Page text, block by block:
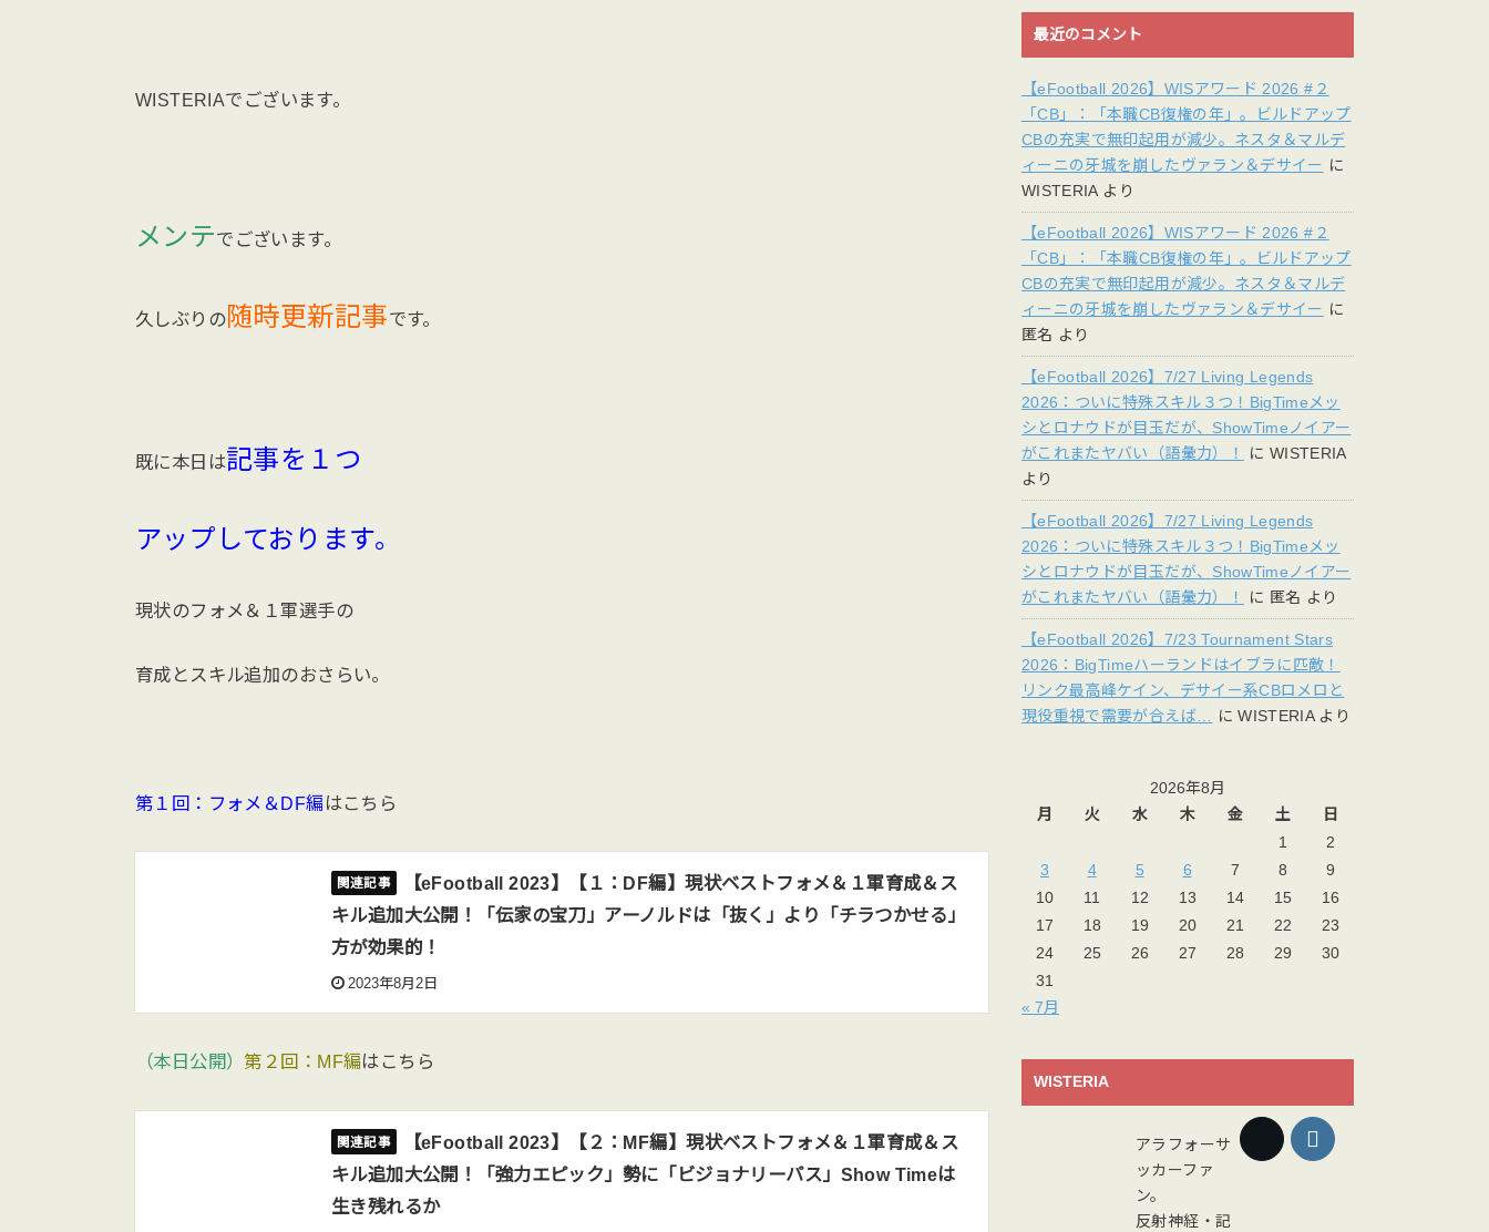
WISTERIAでございます。
メンテでございます。
久しぶりの随時更新記事です。
既に本日は記事を１つ
アップしております。
現状のフォメ＆１軍選手の
育成とスキル追加のおさらい。
第１回：フォメ＆DF編 はこちら
【eFootball 2023】【１：DF編】現状ベストフォメ＆１軍育成＆ス
キル追加大公開！「伝家の宝刀」アーノルドは「抜く」より「チラつかせる」
方が効果的！
2023年8月2日
（本日公開）第２回：MF編はこちら
【eFootball 2023】【２：MF編】現状ベストフォメ＆１軍育成＆ス
キル追加大公開！「強力エピック」勢に「ビジョナリーパス」Show Timeは
生き残れるか
最近のコメント
【eFootball 2026】WISアワード 2026 #２
「CB」：「本職CB復権の年」。ビルドアップ
CBの充実で無印起用が減少。ネスタ＆マルデ
ィーニの牙城を崩したヴァラン＆デサイー に
WISTERIAより
【eFootball 2026】WISアワード 2026 #２
「CB」：「本職CB復権の年」。ビルドアップ
CBの充実で無印起用が減少。ネスタ＆マルデ
ィーニの牙城を崩したヴァラン＆デサイー に
匿名 より
【eFootball 2026】7/27 Living Legends
2026：ついに特殊スキル３つ！BigTimeメッ
シとロナウドが目玉だが、ShowTimeノイアー
がこれまたヤバい（語彙力）！
に WISTERIA
より
【eFootball 2026】7/27 Living Legends
2026：ついに特殊スキル３つ！BigTimeメッ
シとロナウドが目玉だが、ShowTimeノイアー
がこれまたヤバい（語彙力）！
に 匿名 より
【eFootball 2026】7/23 Tournament Stars
2026：BigTimeハーランドはイブラに匹敵！
リンク最高峰ケイン、デサイー系CBロメロと
現役重視で需要が合えば… にWISTERIAより
2026年8月
月
火 水 木 金 土
日
1
2
3
4 5 6 7 8
9
10
11 12 13 14 15
16
17
18 19 20 21 22
23
24
25 26 27 28 29
30
31
« 7月
WISTERIA
アラフォーサ
ッカーファ
ン。
反射神経・記